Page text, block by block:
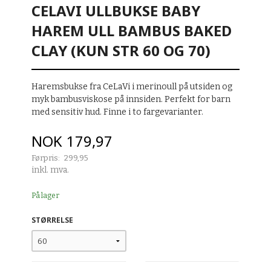
CELAVI ULLBUKSE BABY
HAREM ULL BAMBUS BAKED
CLAY (KUN STR 60 OG 70)
Haremsbukse fra CeLaVi i merinoull på utsiden og
myk bambusviskose på innsiden. Perfekt for barn
med sensitiv hud. Finne i to fargevarianter.
Tilbud
NOK 179,97
Førpris: 299,95
Rabatt
inkl. mva.
På lager
STØRRELSE